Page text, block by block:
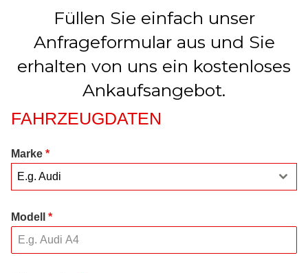
Füllen Sie einfach unser
Anfrageformular aus und Sie
erhalten von uns ein kostenloses
Ankaufsangebot.
FAHRZEUGDATEN
Marke *
E.g. Audi
Modell *